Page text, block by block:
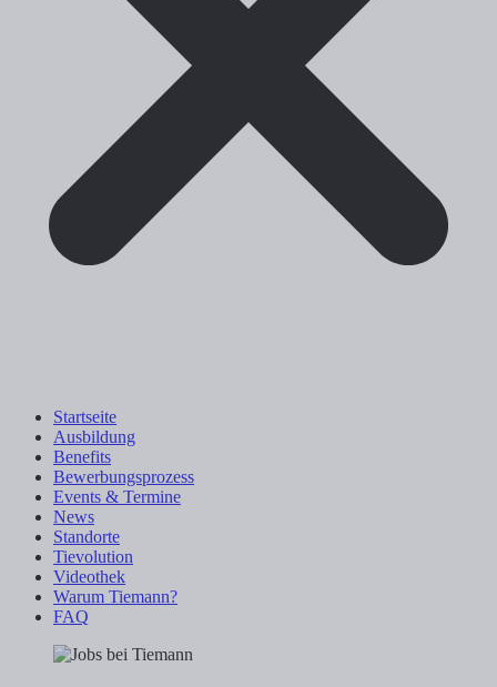
Startseite
Ausbildung
Benefits
Bewerbungsprozess
Events & Termine
News
Standorte
Tievolution
Videothek
Warum Tiemann?
FAQ